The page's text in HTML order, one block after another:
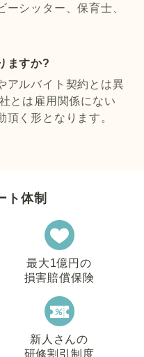
シッター、保育士、
ますか?
アルバイト契約とは異
とは雇用関係にない
頂く形となります。
ト体制
最大1億円の
損害賠償保険
新人さんの
研修割引制度